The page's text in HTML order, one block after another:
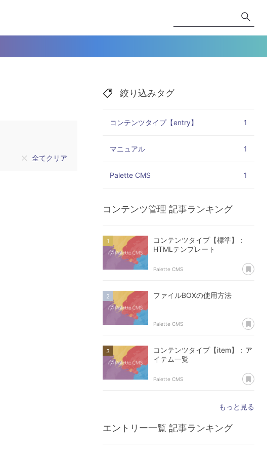
全てクリア
絞り込みタグ
コンテンツタイプ【entry】 1
マニュアル 1
Palette CMS 1
コンテンツ管理 記事ランキング
コンテンツタイプ【標準】：
HTMLテンプレート
Palette CMS あ
ファイルBOXの使用方法
Palette CMS あ
コンテンツタイプ【item】：ア
イテム一覧
Palette CMS あ
もっと見る
エントリー一覧 記事ランキング